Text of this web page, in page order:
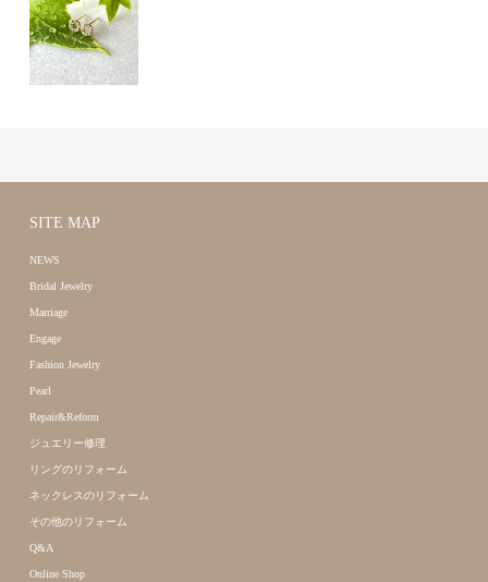
SITE MAP
NEWS
Bridal Jewelry
Marriage
Engage
Fashion Jewelry
Pearl
Repair&Reform
ジュエリー修理
リングのリフォーム
ネックレスのリフォーム
その他のリフォーム
Q&A
Online Shop